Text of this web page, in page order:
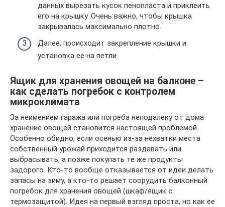
данных вырезать кусок пенопласта и приклеить
его на крышку. Очень важно, чтобы крышка
закрывалась максимально плотно.
Далее, происходит закрепление крышки и
установка ее на петли.
Ящик для хранения овощей на балконе –
как сделать погребок с контролем
микроклимата
За неимением гаража или погреба неподалеку от дома
хранение овощей становится настоящей проблемой.
Особенно обидно, если осенью из-за нехватки места
собственный урожай приходится раздавать или
выбрасывать, а позже покупать те же продукты
задорого. Кто-то вообще отказывается от идеи делать
запасы на зиму, а кто-то решает соорудить балконный
погребок для хранения овощей (шкаф/ящик с
термозащитой). Идея на первый взгляд проста, но как ее